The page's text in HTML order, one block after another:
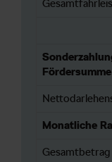
Monatliche
Gesamtbetrag